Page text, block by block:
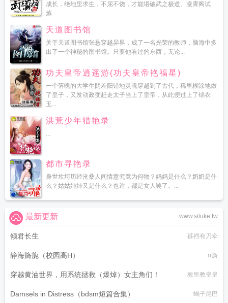
成长，绝地里求生，不屈不饶，才能堪破武之极道。凌霄阁试
炼...
天道图书馆
关于天道图书馆张悬穿越异界，成了一名光荣的教师，脑海中多
出了一个神秘的图书馆。只要他看过的东西，无论...
功夫皇帝逍遥游(功夫皇帝艳福星)
一个落魄的大学生阴差阳错地灵魂穿越到了古代，稀里糊涂地做
了皇子，又发动政变赶走太子当上了皇帝，从此便过上了锦衣
玉...
洪荒少年猎艳录
...
都市寻艳录
身世坎坷历经沧桑人间情意究竟为何物？妈妈是什么？奶奶是什
么？姑姑婶婶又是什么？也许，都是女人罢了。...
www.siluke.tw
最新更新
倾君长生 裤裆有刀伞
静海旖旎（校园高H） rr旖
穿越黄油世界，用系统拯救（爆焯）女主角们！ 教皇教皇皇
Damsels in Distress（bdsm短篇合集） 蝎子尾巴